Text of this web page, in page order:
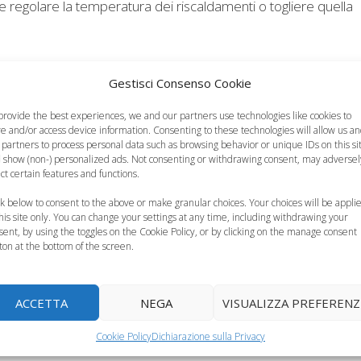
Gestisci Consenso Cookie
the best experiences, we and our partners use technologies like cookies to
and/or access device information. Consenting to these technologies will allow us
to process personal data such as browsing behavior or unique IDs on this
show (non-) personalized ads. Not consenting or withdrawing consent, may
certain features and functions.
below to consent to the above or make granular choices. Your choices will be
site only. You can change your settings at any time, including withdrawing your
by using the toggles on the Cookie Policy, or by clicking on the manage consent
at the bottom of the screen.
ACCETTA NEGA VISUALIZZA
Cookie PolicyDichiarazione sulla Privacy
la temperatura dei riscaldamenti o togliere quella
del neonato,
seconda: il
Hogg
Enuresi notturna,
cosa fare se il
bambino fa la pipì a
letto
Abituare il bambino a
alcuni…